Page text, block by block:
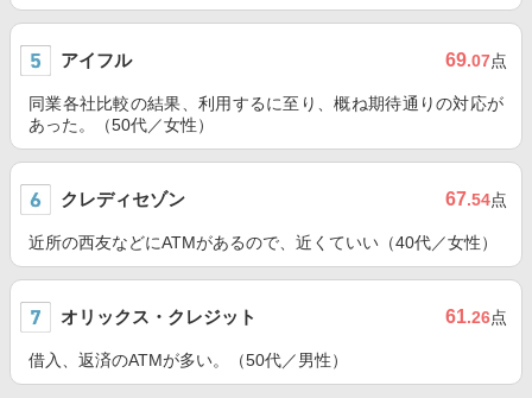
アイフル 69.07点
同業各社比較の結果、利用するに至り、概ね期待通りの対応が
あった。（50代／女性）
クレディセゾン 67.54点
近所の西友などにATMがあるので、近くていい（40代／女性）
オリックス・クレジット 61.26点
借入、返済のATMが多い。（50代／男性）